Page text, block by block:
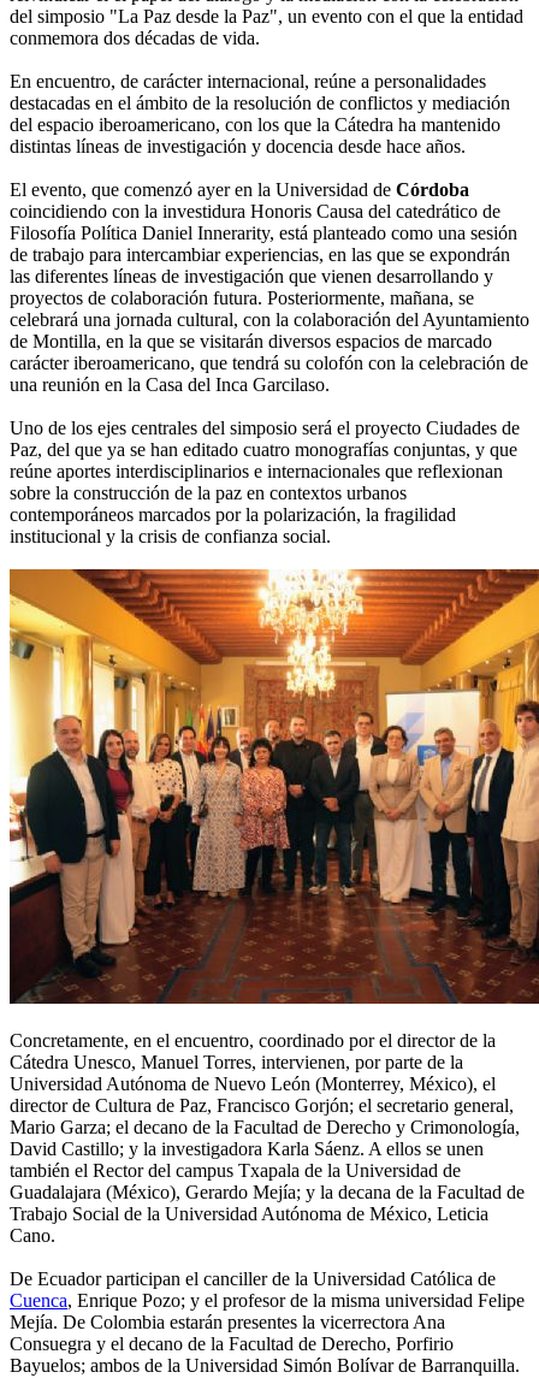
del simposio "La Paz desde la Paz", un evento con el que la entidad
conmemora dos décadas de vida.
En encuentro, de carácter internacional, reúne a personalidades
destacadas en el ámbito de la resolución de conflictos y mediación
del espacio iberoamericano, con los que la Cátedra ha mantenido
distintas líneas de investigación y docencia desde hace años.
El evento, que comenzó ayer en la Universidad de Córdoba
coincidiendo con la investidura Honoris Causa del catedrático de
Filosofía Política Daniel Innerarity, está planteado como una sesión
de trabajo para intercambiar experiencias, en las que se expondrán
las diferentes líneas de investigación que vienen desarrollando y
proyectos de colaboración futura. Posteriormente, mañana, se
celebrará una jornada cultural, con la colaboración del Ayuntamiento
de Montilla, en la que se visitarán diversos espacios de marcado
carácter iberoamericano, que tendrá su colofón con la celebración de
una reunión en la Casa del Inca Garcilaso.
Uno de los ejes centrales del simposio será el proyecto Ciudades de
Paz, del que ya se han editado cuatro monografías conjuntas, y que
reúne aportes interdisciplinarios e internacionales que reflexionan
sobre la construcción de la paz en contextos urbanos
contemporáneos marcados por la polarización, la fragilidad
institucional y la crisis de confianza social.
Concretamente, en el encuentro, coordinado por el director de la
Cátedra Unesco, Manuel Torres, intervienen, por parte de la
Universidad Autónoma de Nuevo León (Monterrey, México), el
director de Cultura de Paz, Francisco Gorjón; el secretario general,
Mario Garza; el decano de la Facultad de Derecho y Crimonología,
David Castillo; y la investigadora Karla Sáenz. A ellos se unen
también el Rector del campus Txapala de la Universidad de
Guadalajara (México), Gerardo Mejía; y la decana de la Facultad de
Trabajo Social de la Universidad Autónoma de México, Leticia
Cano.
De Ecuador participan el canciller de la Universidad Católica de
Cuenca, Enrique Pozo; y el profesor de la misma universidad Felipe
Mejía. De Colombia estarán presentes la vicerrectora Ana
Consuegra y el decano de la Facultad de Derecho, Porfirio
Bayuelos; ambos de la Universidad Simón Bolívar de Barranquilla.